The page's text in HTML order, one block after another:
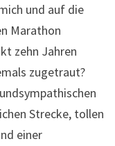
und auf die
Marathon
zehn Jahren
zugetraut?
Strecke, tollen
einer